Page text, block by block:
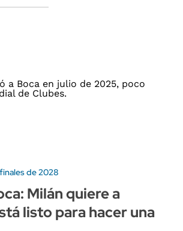
de 2028
Milán quiere a
listo para hacer una